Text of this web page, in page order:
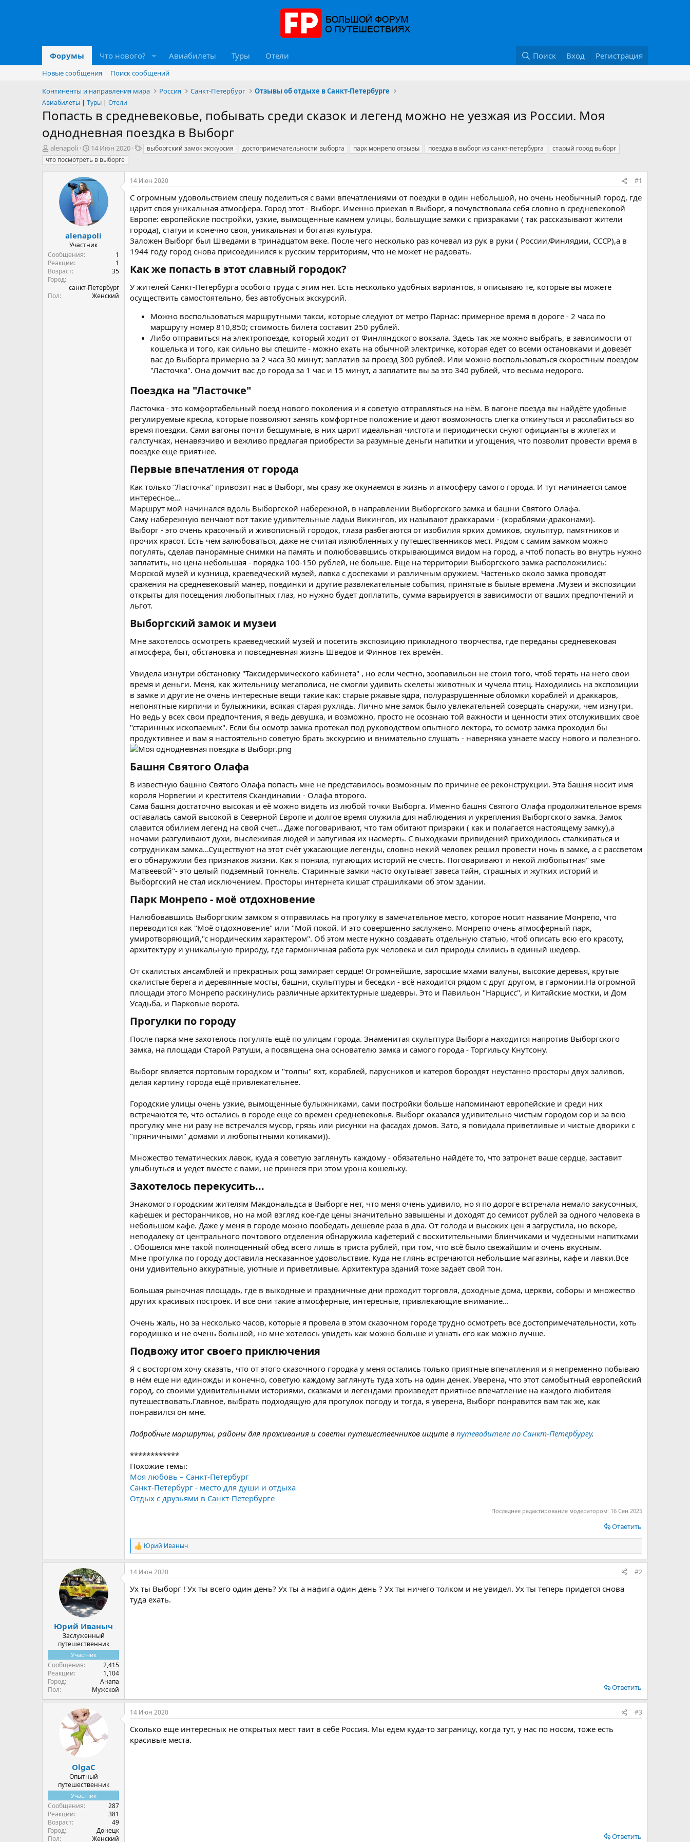
Форумы Что нового? Авиабилеты Туры Отели Поиск Вход Регистрация
Новые сообщения
Поиск сообщений
Континенты и направления мира
Россия Санкт-Петербург Отзывы об отдыхе в Санкт-Петербурге
Авиабилеты | Туры | Отели
Попасть в средневековье, побывать среди сказок и легенд можно не уезжая из России. Моя
однодневная поездка в Выборг
А
в
т
alenapoli
Д
а
т
а
ч
а
л
14 Июн 2020
Твыборгский замок экскурсия достопримечательности выборга парк монрепо отзывы поездка в выборг из санкт-петербурга
старый город выборг
что посмотреть в выборге
alenapoli
Участник
Сообщения
1
Реакции
1
Возраст
35
Город
санкт-Петербург
Пол
Женский
14 Июн 2020 #1
С огромным удовольствием спешу поделиться с вами впечатлениями от поездки в один небольшой, но очень необычный город, где
царит своя уникальная атмосфера. Город этот - Выборг. Именно приехав в Выборг, я почувствовала себя словно в средневековой
Европе: европейские постройки, узкие, вымощенные камнем улицы, большущие замки с призраками ( так рассказывают жители
города), статуи и конечно своя, уникальная и богатая культура.
Заложен Выборг был Шведами в тринадцатом веке. После чего несколько раз кочевал из рук в руки ( России,Финлядии, СССР),а в
1944 году город снова присоединился к русским территориям, что не может не радовать.
Как же попасть в этот славный городок?​
У жителей Санкт-Петербурга особого труда с этим нет. Есть несколько удобных вариантов, я описываю те, которые вы можете
осуществить самостоятельно, без автобусных экскурсий.
Можно воспользоваться маршрутными такси, которые следуют от метро Парнас: примерное время в дороге - 2 часа по
маршруту номер 810,850; стоимость билета составит 250 рублей.
Либо отправиться на электропоезде, который ходит от Финляндского вокзала. Здесь так же можно выбрать, в зависимости от
кошелька и того, как сильно вы спешите - можно ехать на обычной электричке, которая едет со всеми остановками и довезёт
вас до Выборга примерно за 2 часа 30 минут; заплатив за проезд 300 рублей. Или можно воспользоваться скоростным поездом
"Ласточка". Она домчит вас до города за 1 час и 15 минут, а заплатите вы за это 340 рублей, что весьма недорого.
Поездка на "Ласточке"​
Ласточка - это комфортабельный поезд нового поколения и я советую отправляться на нём. В вагоне поезда вы найдёте удобные
регулируемые кресла, которые позволяют занять комфортное положение и дают возможность слегка откинуться и расслабиться во
время поездки. Сами вагоны почти бесшумные, в них царит идеальная чистота и периодически снуют официанты в жилетах и
галстучках, ненавязчиво и вежливо предлагая приобрести за разумные деньги напитки и угощения, что позволит провести время в
поездке ещё приятнее.
Первые впечатления от города​
Как только "Ласточка" привозит нас в Выборг, мы сразу же окунаемся в жизнь и атмосферу самого города. И тут начинается самое
интересное...
Маршрут мой начинался вдоль Выборгской набережной, в направлении Выборгского замка и башни Святого Олафа.
Саму набережную венчают вот такие удивительные ладьи Викингов, их называют драккарами - (кораблями-драконами).
Выборг - это очень красочный и живописный городок, глаза разбегаются от изобилия ярких домиков, скульптур, памятников и
прочих красот. Есть чем залюбоваться, даже не считая излюбленных у путешественников мест. Рядом с самим замком можно
погулять, сделав панорамные снимки на память и полюбовавшись открывающимся видом на город, а чтоб попасть во внутрь нужно
заплатить, но цена небольшая - порядка 100-150 рублей, не больше. Еще на территории Выборгского замка расположились:
Морской музей и кузница, краеведческий музей, лавка с доспехами и различным оружием. Частенько около замка проводят
сражения на средневековый манер, поединки и другие развлекательные события, принятые в былые времена .Музеи и экспозиции
открыты для посещения любопытных глаз, но нужно будет доплатить, сумма варьируется в зависимости от ваших предпочтений и
льгот.
Выборгский замок и музеи​
Мне захотелось осмотреть краеведческий музей и посетить экспозицию прикладного творчества, где переданы средневековая
атмосфера, быт, обстановка и повседневная жизнь Шведов и Финнов тех времён.
Увидела изнутри обстановку "Таксидермического кабинета" , но если честно, зоопавильон не стоил того, чтоб терять на него свои
время и деньги. Меня, как жительницу мегаполиса, не смогли удивить скелеты животных и чучела птиц. Находились на экспозиции
в замке и другие не очень интересные вещи такие как: старые ржавые ядра, полуразрушенные обломки кораблей и драккаров,
непонятные кирпичи и булыжники, всякая старая рухлядь. Лично мне замок было увлекательней созерцать снаружи, чем изнутри.
Но ведь у всех свои предпочтения, я ведь девушка, и возможно, просто не осознаю той важности и ценности этих отслуживших своё
"старинных ископаемых". Если бы осмотр замка протекал под руководством опытного лектора, то осмотр замка проходил бы
продуктивнее и вам я настоятельно советую брать экскурсию и внимательно слушать - наверняка узнаете массу нового и полезного.
Башня Святого Олафа​
В известную башню Святого Олафа попасть мне не представилось возможным по причине её реконструкции. Эта башня носит имя
короля Норвегии и крестителя Скандинавии - Олафа второго.
Сама башня достаточно высокая и её можно видеть из любой точки Выборга. Именно башня Святого Олафа продолжительное время
оставалась самой высокой в Северной Европе и долгое время служила для наблюдения и укрепления Выборгского замка. Замок
славится обилием легенд на свой счет... Даже поговаривают, что там обитают призраки ( как и полагается настоящему замку),а
ночами разгуливают духи, выслеживая людей и запугивая их насмерть. С выходками привидений приходилось сталкиваться и
сотрудникам замка...Существуют на этот счёт ужасающие легенды, словно некий человек решил провести ночь в замке, а с рассветом
его обнаружили без признаков жизни. Как я поняла, пугающих историй не счесть. Поговаривают и некой любопытная" яме
Матвеевой"- это целый подземный тоннель. Старинные замки часто окутывает завеса тайн, страшных и жутких историй и
Выборгский не стал исключением. Просторы интернета кишат страшилками об этом здании.
Парк Монрепо - моё отдохновение​
Налюбовавшись Выборгским замком я отправилась на прогулку в замечательное место, которое носит название Монрепо, что
переводится как "Моё отдохновение" или "Мой покой. И это совершенно заслужено. Монрепо очень атмосферный парк,
умиротворяющий,"с нордическим характером". Об этом месте нужно создавать отдельную статью, чтоб описать всю его красоту,
архитектуру и уникальную природу, где гармоничная работа рук человека и сил природы слились в единый шедевр.
От скалистых ансамблей и прекрасных рощ замирает сердце! Огромнейшие, заросшие мхами валуны, высокие деревья, крутые
скалистые берега и деревянные мосты, башни, скульптуры и беседки - всё находится рядом с друг другом, в гармонии.На огромной
площади этого Монрепо раскинулись различные архитектурные шедевры. Это и Павильон "Нарцисс", и Китайские мостки, и Дом
Усадьба, и Парковые ворота.
Прогулки по городу​
После парка мне захотелось погулять ещё по улицам города. Знаменитая скульптура Выборга находится напротив Выборгского
замка, на площади Старой Ратуши, а посвящена она основателю замка и самого города - Торгильсу Кнутсону.
Выборг является портовым городком и "толпы" яхт, кораблей, парусников и катеров бороздят неустанно просторы двух заливов,
делая картину города ещё привлекательнее.
Городские улицы очень узкие, вымощенные булыжниками, сами постройки больше напоминают европейские и среди них
встречаются те, что остались в городе еще со времен средневековья. Выборг оказался удивительно чистым городом сор и за всю
прогулку мне ни разу не встречался мусор, грязь или рисунки на фасадах домов. Зато, я повидала приветливые и чистые дворики с
"пряничными" домами и любопытными котиками)).
Множество тематических лавок, куда я советую заглянуть каждому - обязательно найдёте то, что затронет ваше сердце, заставит
улыбнуться и уедет вместе с вами, не принеся при этом урона кошельку.
Захотелось перекусить...​
Знакомого городским жителям Макдональдса в Выборге нет, что меня очень удивило, но я по дороге встречала немало закусочных,
кафешек и ресторанчиков, но на мой взгляд кое-где цены значительно завышены и доходят до семисот рублей за одного человека в
небольшом кафе. Даже у меня в городе можно пообедать дешевле раза в два. От голода и высоких цен я загрустила, но вскоре,
неподалеку от центрального почтового отделения обнаружила кафетерий с восхитительными блинчиками и чудесными напитками
. Обошелся мне такой полноценный обед всего лишь в триста рублей, при том, что всё было свежайшим и очень вкусным.
Мне прогулка по городу доставила несказанное удовольствие. Куда не глянь встречаются небольшие магазины, кафе и лавки.Все
они удивительно аккуратные, уютные и приветливые. Архитектура зданий тоже задаёт свой тон.
Большая рыночная площадь, где в выходные и праздничные дни проходит торговля, доходные дома, церкви, соборы и множество
других красивых построек. И все они такие атмосферные, интересные, привлекающие внимание...
Очень жаль, но за несколько часов, которые я провела в этом сказочном городе трудно осмотреть все достопримечательности, хоть
городишко и не очень большой, но мне хотелось увидеть как можно больше и узнать его как можно лучше.
Подвожу итог своего приключения​
Я с восторгом хочу сказать, что от этого сказочного городка у меня остались только приятные впечатления и я непременно побываю
в нём еще ни единожды и конечно, советую каждому заглянуть туда хоть на один денек. Уверена, что этот самобытный европейский
город, со своими удивительными историями, сказками и легендами произведёт приятное впечатление на каждого любителя
путешествовать.Главное, выбрать подходящую для прогулок погоду и тогда, я уверена, Выборг понравится вам так же, как
понравился он мне.
Подробные маршруты, районы для проживания и советы путешественников ищите в путеводителе по Санкт-Петербургу.
************
Похожие темы:
Моя любовь – Санкт-Петербург
Санкт-Петербург - место для души и отдыха
Отдых с друзьями в Санкт-Петербурге
Последнее редактирование модератором: 16 Сен 2025
Ответить
Р
е
а
к
и
и
:
Юрий Иваныч
Юрий Иваныч
Заслуженный
путешественник
Участник
Сообщения
2,415
Реакции
1,104
Город
Анапа
Пол
Мужской
14 Июн 2020 #2
Ух ты Выборг ! Ух ты всего один день? Ух ты а нафига один день ? Ух ты ничего толком и не увидел. Ух ты теперь придется снова
туда ехать.
Ответить
OlgaС
Опытный
путешественник
Участник
Сообщения
287
Реакции
381
Возраст
49
Город
Донецк
Пол
Женский
14 Июн 2020 #3
Сколько еще интересных не открытых мест таит в себе Россия. Мы едем куда-то заграницу, когда тут, у нас по носом, тоже есть
красивые места.
Ответить